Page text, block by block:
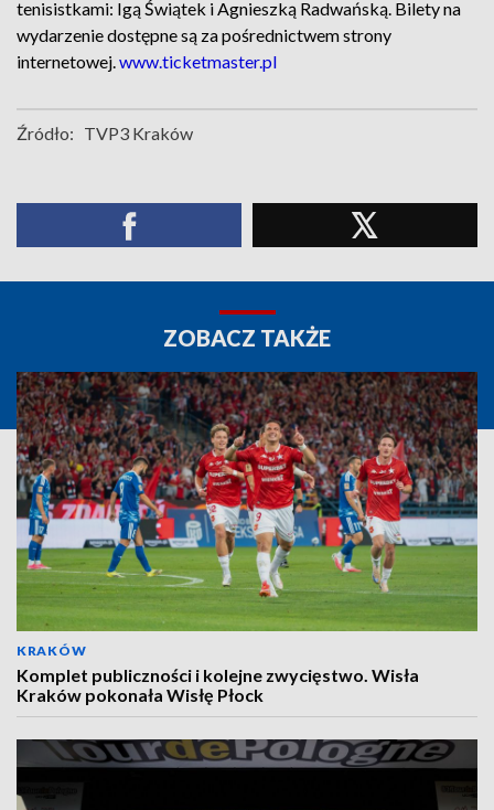
tenisistkami: Igą Świątek i Agnieszką Radwańską. Bilety na
wydarzenie dostępne są za pośrednictwem strony
internetowej.www.ticketmaster.pl
Źródło: TVP3 Kraków
ZOBACZ TAKŻE
KRAKÓW
Komplet publiczności i kolejne zwycięstwo. Wisła
Kraków pokonała Wisłę Płock